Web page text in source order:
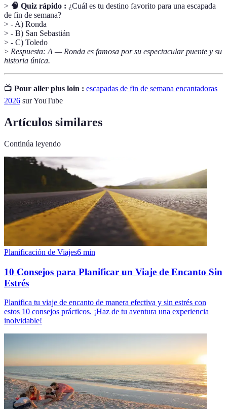
> 🧠 Quiz rápido : ¿Cuál es tu destino favorito para una escapada
de fin de semana?
> - A) Ronda
> - B) San Sebastián
> - C) Toledo
> Respuesta: A — Ronda es famosa por su espectacular puente y su
historia única.
📺 Pour aller plus loin : escapadas de fin de semana encantadoras
2026 sur YouTube
Artículos similares
Continúa leyendo
Planificación de Viajes6 min
10 Consejos para Planificar un Viaje de Encanto Sin
Estrés
Planifica tu viaje de encanto de manera efectiva y sin estrés con
estos 10 consejos prácticos. ¡Haz de tu aventura una experiencia
inolvidable!